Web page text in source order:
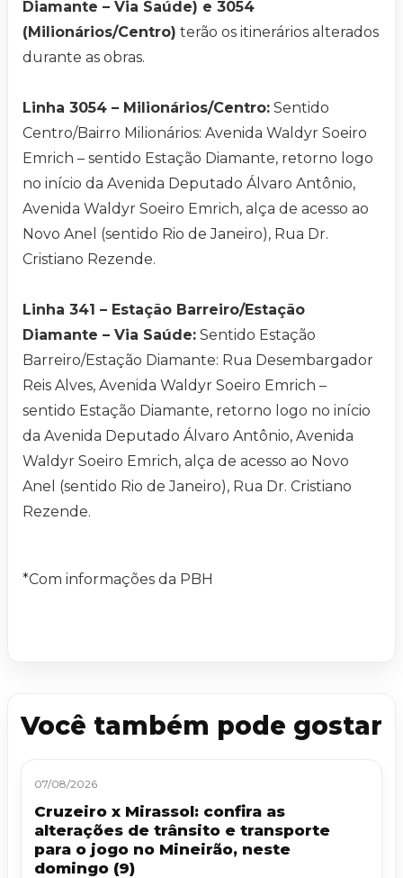
Diamante – Via Saúde) e 3054
(Milionários/Centro) terão os itinerários alterados
durante as obras.
Linha 3054 – Milionários/Centro: Sentido
Centro/Bairro Milionários: Avenida Waldyr Soeiro
Emrich – sentido Estação Diamante, retorno logo
no início da Avenida Deputado Álvaro Antônio,
Avenida Waldyr Soeiro Emrich, alça de acesso ao
Novo Anel (sentido Rio de Janeiro), Rua Dr.
Cristiano Rezende.
Linha 341 – Estação Barreiro/Estação
Diamante – Via Saúde: Sentido Estação
Barreiro/Estação Diamante: Rua Desembargador
Reis Alves, Avenida Waldyr Soeiro Emrich –
sentido Estação Diamante, retorno logo no início
da Avenida Deputado Álvaro Antônio, Avenida
Waldyr Soeiro Emrich, alça de acesso ao Novo
Anel (sentido Rio de Janeiro), Rua Dr. Cristiano
Rezende.
*Com informações da PBH
Você também pode gostar
07/08/2026
Cruzeiro x Mirassol: confira as
alterações de trânsito e transporte
para o jogo no Mineirão, neste
domingo (9)